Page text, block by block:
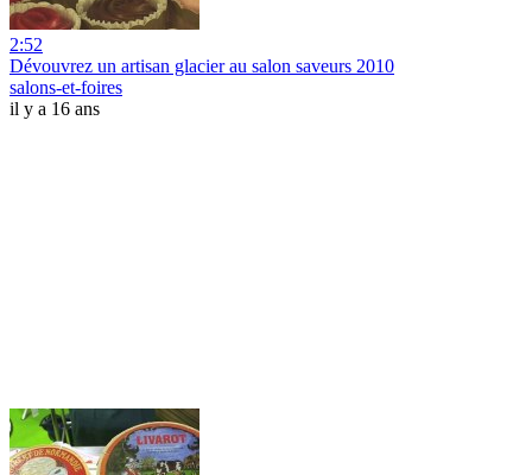
2:52
Dévouvrez un artisan glacier au salon saveurs 2010
salons-et-foires
il y a 16 ans